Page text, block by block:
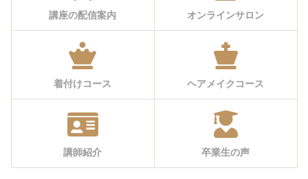
講座の配信案内 オンラインサロン
着付けコース ヘアメイクコース
講師紹介 卒業生の声